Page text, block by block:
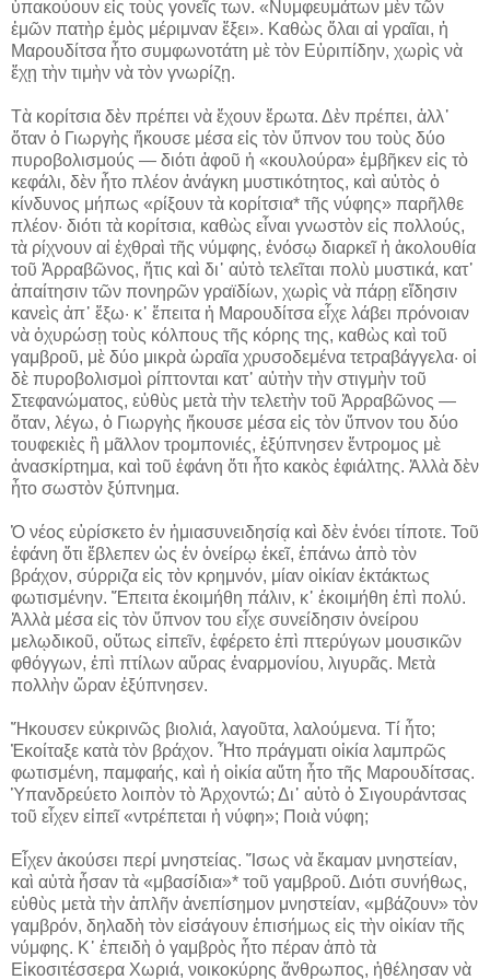
ὑπακούουν εἰς τοὺς γονεῖς των. «Νυμφευμάτων μὲν τῶν
ἐμῶν πατὴρ ἐμὸς μέριμναν ἕξει». Καθὼς ὅλαι αἱ γραῖαι, ἡ
Μαρουδίτσα ἦτο συμφωνοτάτη μὲ τὸν Εὐριπίδην, χωρὶς νὰ
ἔχῃ τὴν τιμὴν νὰ τὸν γνωρίζῃ.
Τὰ κορίτσια δὲν πρέπει νὰ ἔχουν ἔρωτα. Δὲν πρέπει, ἀλλ᾽
ὅταν ὁ Γιωργὴς ἤκουσε μέσα εἰς τὸν ὕπνον του τοὺς δύο
πυροβολισμούς ― διότι ἀφοῦ ἡ «κουλούρα» ἐμβῆκεν εἰς τὸ
κεφάλι, δὲν ἦτο πλέον ἀνάγκη μυστικότητος, καὶ αὐτὸς ὁ
κίνδυνος μήπως «ρίξουν τὰ κορίτσια* τῆς νύφης» παρῆλθε
πλέον· διότι τὰ κορίτσια, καθὼς εἶναι γνωστὸν εἰς πολλούς,
τὰ ρίχνουν αἱ ἐχθραὶ τῆς νύμφης, ἐνόσῳ διαρκεῖ ἡ ἀκολουθία
τοῦ Ἀρραβῶνος, ἥτις καὶ δι᾽ αὐτὸ τελεῖται πολὺ μυστικά, κατ᾽
ἀπαίτησιν τῶν πονηρῶν γραϊδίων, χωρὶς νὰ πάρῃ εἴδησιν
κανεὶς ἀπ᾽ ἔξω· κ᾽ ἔπειτα ἡ Μαρουδίτσα εἶχε λάβει πρόνοιαν
νὰ ὀχυρώσῃ τοὺς κόλπους τῆς κόρης της, καθὼς καὶ τοῦ
γαμβροῦ, μὲ δύο μικρὰ ὡραῖα χρυσοδεμένα τετραβάγγελα· οἱ
δὲ πυροβολισμοὶ ρίπτονται κατ᾽ αὐτὴν τὴν στιγμὴν τοῦ
Στεφανώματος, εὐθὺς μετὰ τὴν τελετὴν τοῦ Ἀρραβῶνος ―
ὅταν, λέγω, ὁ Γιωργὴς ἤκουσε μέσα εἰς τὸν ὕπνον του δύο
τουφεκιὲς ἢ μᾶλλον τρομπονιές, ἐξύπνησεν ἔντρομος μὲ
ἀνασκίρτημα, καὶ τοῦ ἐφάνη ὅτι ἦτο κακὸς ἐφιάλτης. Ἀλλὰ δὲν
ἦτο σωστὸν ξύπνημα.
Ὁ νέος εὑρίσκετο ἐν ἡμιασυνειδησίᾳ καὶ δὲν ἐνόει τίποτε. Τοῦ
ἐφάνη ὅτι ἔβλεπεν ὡς ἐν ὀνείρῳ ἐκεῖ, ἐπάνω ἀπὸ τὸν
βράχον, σύρριζα εἰς τὸν κρημνόν, μίαν οἰκίαν ἐκτάκτως
φωτισμένην. Ἔπειτα ἐκοιμήθη πάλιν, κ᾽ ἐκοιμήθη ἐπὶ πολύ.
Ἀλλὰ μέσα εἰς τὸν ὕπνον του εἶχε συνείδησιν ὀνείρου
μελῳδικοῦ, οὕτως εἰπεῖν, ἐφέρετο ἐπὶ πτερύγων μουσικῶν
φθόγγων, ἐπὶ πτίλων αὔρας ἐναρμονίου, λιγυρᾶς. Μετὰ
πολλὴν ὥραν ἐξύπνησεν.
Ἤκουσεν εὐκρινῶς βιολιά, λαγοῦτα, λαλούμενα. Τί ἦτο;
Ἐκοίταξε κατὰ τὸν βράχον. Ἦτο πράγματι οἰκία λαμπρῶς
φωτισμένη, παμφαής, καὶ ἡ οἰκία αὕτη ἦτο τῆς Μαρουδίτσας.
Ὑπανδρεύετο λοιπὸν τὸ Ἀρχοντώ; Δι᾽ αὐτὸ ὁ Σιγουράντσας
τοῦ εἶχεν εἰπεῖ «ντρέπεται ἡ νύφη»; Ποιὰ νύφη;
Εἶχεν ἀκούσει περί μνηστείας. Ἴσως νὰ ἔκαμαν μνηστείαν,
καὶ αὐτὰ ἦσαν τὰ «μβασίδια»* τοῦ γαμβροῦ. Διότι συνήθως,
εὐθὺς μετὰ τὴν ἁπλῆν ἀνεπίσημον μνηστείαν, «μβάζουν» τὸν
γαμβρόν, δηλαδὴ τὸν εἰσάγουν ἐπισήμως εἰς τὴν οἰκίαν τῆς
νύμφης. Κ᾽ ἐπειδὴ ὁ γαμβρὸς ἦτο πέραν ἀπὸ τὰ
Εἰκοσιτέσσερα Χωριά, νοικοκύρης ἄνθρωπος, ἠθέλησαν νὰ